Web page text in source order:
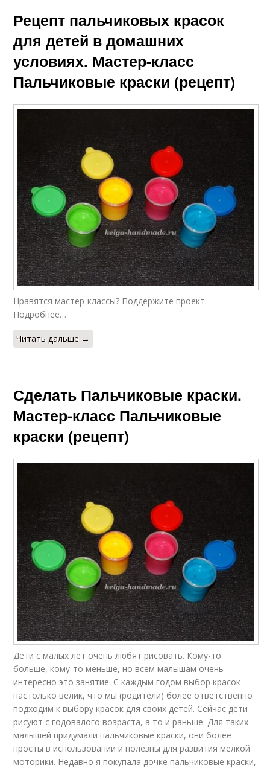
Рецепт пальчиковых красок
для детей в домашних
условиях. Мастер-класс
Пальчиковые краски (рецепт)
Нравятся мастер-классы? Поддержите проект.
Подробнее…
Читать дальше →
Сделать Пальчиковые краски.
Мастер-класс Пальчиковые
краски (рецепт)
Дети с малых лет очень любят рисовать. Кому-то
больше, кому-то меньше, но всем малышам очень
интересно это занятие. С каждым годом выбор красок
настолько велик, что мы (родители) более ответственно
подходим к выбору красок для своих детей. Сейчас дети
рисуют с годовалого возраста, а то и раньше. Для таких
малышей придумали пальчиковые краски, они более
просты в использовании и полезны для развития мелкой
моторики. Недавно я покупала дочке пальчиковые краски,